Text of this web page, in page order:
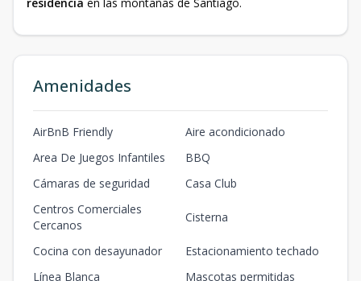
Amenidades
AirBnB Friendly
Aire acondicionado
Area De Juegos Infantiles
BBQ
Cámaras de seguridad
Casa Club
Centros Comerciales
Cercanos
Cisterna
Cocina con desayunador
Estacionamiento techado
Línea Blanca
Mascotas permitidas